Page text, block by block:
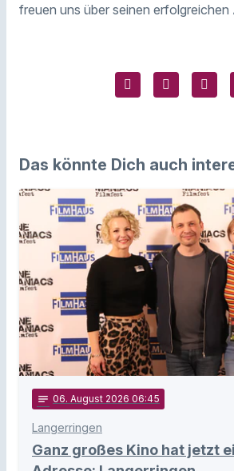
freuen uns über seinen erfolgreichen
Das könnte Dich auch
notes 06. August 2026 06:45
Langerringen
Ganz großes Kino hat jetzt